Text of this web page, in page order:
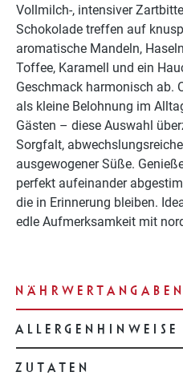
Vollmilch-, intensiver
Schokolade treffen auf
aromatische Mandeln,
Toffee, Karamell und ein
Geschmack harmonisch ab.
als kleine Belohnung im
Gästen – diese Auswahl
Sorgfalt,
ausgewogener Süße.
perfekt aufeinander
die in Erinnerung bleiben.
edle Aufmerksamkeit mit
NÄHRWERTANGABEN
ALLERGENHINWEISE
ZUTATEN